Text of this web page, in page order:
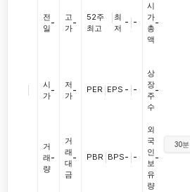
전
일
-
시
가
-
거
래
량
-
고
가
-
저
가
-
거
래
대
금
-
52주
최고
최
저
- -
PER EPS - -
PBR BPS- -
시
가
총
액
-
상
장
주
수
-
외
국
인
보
유
량
-
30분